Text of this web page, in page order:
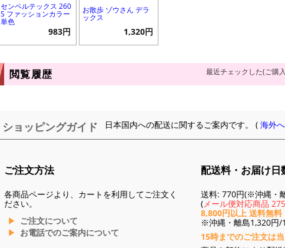
センペルテックス 260
S ファッションカラー
単色
983円
お散歩 ゾウさん デラ
ックス
1,320円
閲覧履歴 最近チェックした(ご購
ショッピングガイド 日本国内への配送に関するご案内です。 (海外
ご注文方法
各商品ページより、カートを利用してご注文く
ださい。
ご注文について
お電話でのご案内について
配送料・お届け日
送料: 770円(※沖縄・
(メール便対応商品
8,800円以上 送料無料
※沖縄・離島1,320円/
15時までのご注文は当